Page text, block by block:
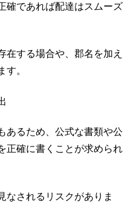
確であれば配達はスムーズ
在する場合や、郡名を加え
す。
あるため、公式な書類や公
正確に書くことが求められ
なされるリスクがありま